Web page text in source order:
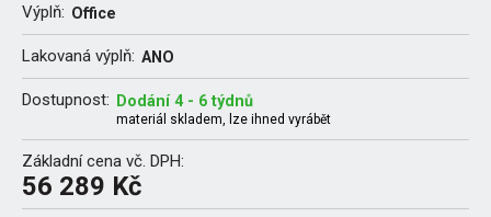
Výplň: Office
Lakovaná výplň: ANO
Dostupnost: Dodání 4 - 6 týdnů
materiál skladem, lze ihned vyrábět
Základní cena vč. DPH:
56 289 Kč